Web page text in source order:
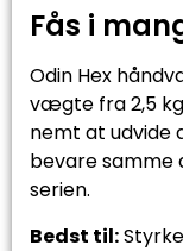
Fås i
Odin Hex
vægte fra 2,5
nemt at
bevare samme
serien.
Bedst til: